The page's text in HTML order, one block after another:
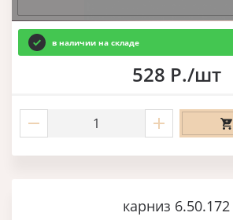
в наличии на складе
528 Р./шт
карниз 6.50.172